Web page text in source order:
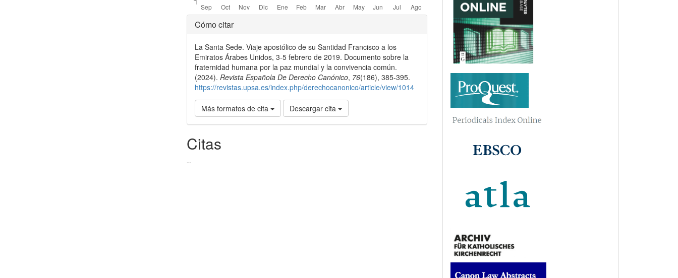
Detalles
del
artículo
Cómo citar
La Santa Sede. Viaje apostólico de su Santidad Francisco a los
Emiratos Árabes Unidos, 3-5 febrero de 2019. Documento sobre la
fraternidad humana por la paz mundial y la convivencia común.
(2024).Revista Española De Derecho Canónico, 76(186), 385-395.
https://revistas.upsa.es/index.php/derechocanonico/article/view/1014
Más formatos de cita Descargar cita
Citas
--